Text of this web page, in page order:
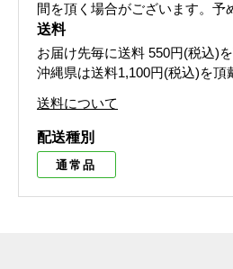
間を頂く場合がございます。予
送料
お届け先毎に送料 550円(税込)
沖縄県は送料1,100円(税込)を頂
送料について
配送種別
通常品